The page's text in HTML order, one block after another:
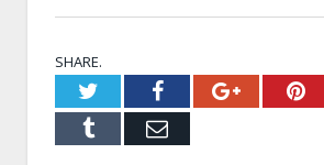
SHARE.
TwitterFacebookGoogle+
Tumblr Email